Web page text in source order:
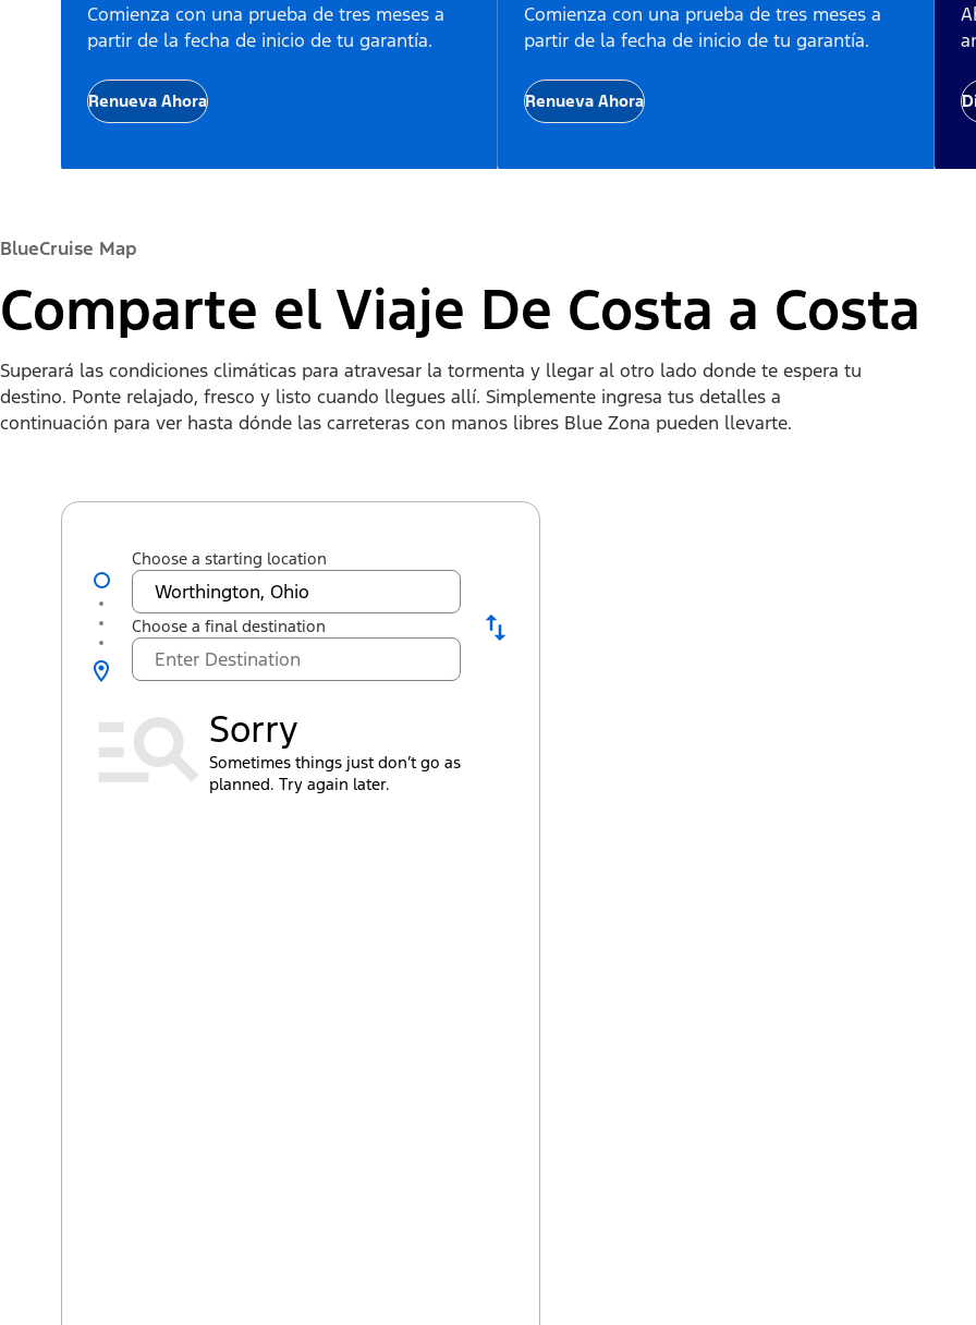
Comienza con una prueba de tres meses a
partir de la fecha de inicio de tu garantía.
Renueva Ahora
Comienza con una prueba de tres meses a
partir de la fecha de inicio de tu garantía.
Renueva Ahora
BlueCruise Map
Comparte el Viaje De Costa a Costa
Superará las condiciones climáticas para atravesar la tormenta y llegar al otro lado donde te espera tu
destino. Ponte relajado, fresco y listo cuando llegues allí. Simplemente ingresa tus detalles a
continuación para ver hasta dónde las carreteras con manos libres Blue Zona pueden llevarte.
Choose a starting location
Choose a final destination
Sorry
Sometimes things just don’t go as
planned. Try again later.